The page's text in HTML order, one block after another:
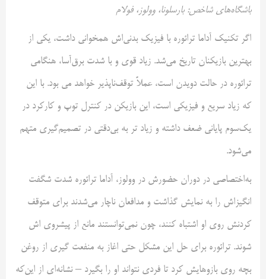
باشگاه‌های شاخص: بارسلونا، وولوز، فولام
اگر تکنیک آداما ترائوره با فیزیک بدنی‌اش همخوانی داشت، یکی از
بهترین بازیکنان تاریخ می‌شد. زیاد قوی و با شدت برق‌آسا، هنگامی
ترائوره در حالت دویدن است، عملاً توقف‌ناپذیر خواهد می بود. با این
که زیاد سریع و فیزیکی است، این بازیکن در کنترل توپ و کارکرد در
یک‌سوم پایانی ضعف داشته و زیاد تر به بی‌دقتی در تصمیم‌گیری متهم
می‌شود.
به‌اختصاصی در دوران حضورش در وولوز، آداما ترائوره شدت شگفت
انگیز‌اش را به نمایش گذاشت و مدافعان ناچار می‌شدند برای متوقف
کردنش روی او اشتباه کنند، چون نمی‌توانستند مانع از پیشروی اش
شوند. ترائوره برای حل این مشکل حتی اغاز به منفعت گیری از روغن
بچه روی بازوهایش کرد تا فردی نتواند او را بگیرد – نشانه‌ای از این‌که